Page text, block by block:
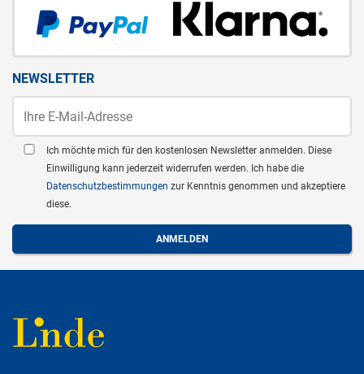
NEWSLETTER
Ich möchte mich für den kostenlosen Newsletter anmelden. Diese
Einwilligung kann jederzeit widerrufen werden. Ich habe die
Datenschutzbestimmungen zur Kenntnis genommen und akzeptiere
diese.